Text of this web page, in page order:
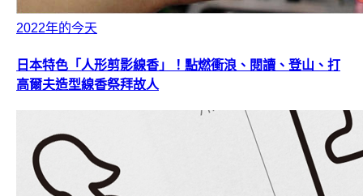
2022年的今天
日本特色「人形剪影線香」！點燃衝浪、閱讀、登山、打
高爾夫造型線香祭拜故人